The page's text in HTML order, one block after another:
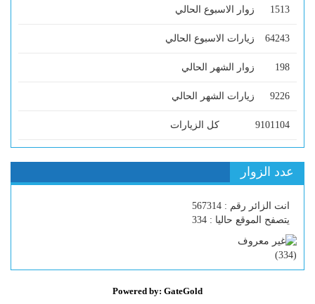
1513 زوار الاسبوع الحالي
64243 زيارات الاسبوع الحالي
198 زوار الشهر الحالي
9226 زيارات الشهر الحالي
9101104 كل الزيارات
عدد الزوار
انت الزائر رقم : 567314
يتصفح الموقع حاليا : 334
(
334
)
Powered by: GateGold